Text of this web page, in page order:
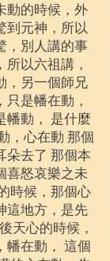
動的時候，外
到元神，所以
，別人講的事
以六祖講，
，另一個師兄
是幡在動，
幡動， 是什麼
，心在動 那個
朵去了 那個本
喜怒哀樂之未
時候，那個心
這地方，是先
心的時候，
幡在動， 這個